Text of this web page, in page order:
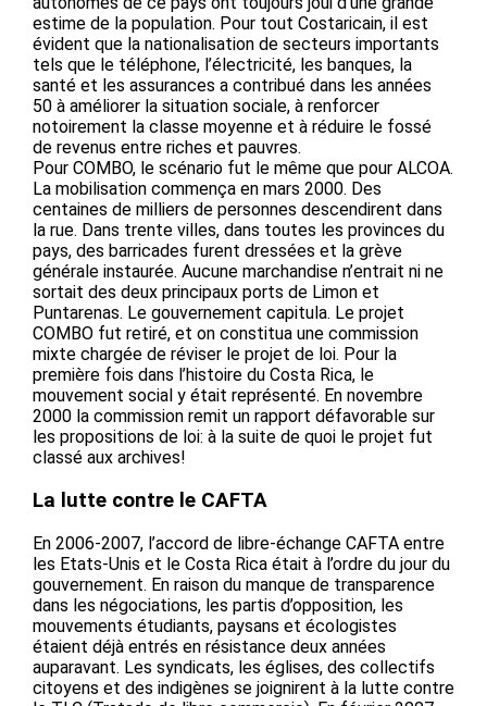
estime de la population. Pour tout Costaricain, il est
évident que la nationalisation de secteurs importants
tels que le téléphone, l’électricité, les banques, la
santé et les assurances a contribué dans les années
50 à améliorer la situation sociale, à renforcer
notoirement la classe moyenne et à réduire le fossé
de revenus entre riches et pauvres.
Pour COMBO, le scénario fut le même que pour ALCOA.
La mobilisation commença en mars 2000. Des
centaines de milliers de personnes descendirent dans
la rue. Dans trente villes, dans toutes les provinces du
pays, des barricades furent dressées et la grève
générale instaurée. Aucune marchandise n’entrait ni ne
sortait des deux principaux ports de Limon et
Puntarenas. Le gouvernement capitula. Le projet
COMBO fut retiré, et on constitua une commission
mixte chargée de réviser le projet de loi. Pour la
première fois dans l’histoire du Costa Rica, le
mouvement social y était représenté. En novembre
2000 la commission remit un rapport défavorable sur
les propositions de loi: à la suite de quoi le projet fut
classé aux archives!
La lutte contre le CAFTA
En 2006-2007, l’accord de libre-échange CAFTA entre
les Etats-Unis et le Costa Rica était à l’ordre du jour du
gouvernement. En raison du manque de transparence
dans les négociations, les partis d’opposition, les
mouvements étudiants, paysans et écologistes
étaient déjà entrés en résistance deux années
auparavant. Les syndicats, les églises, des collectifs
citoyens et des indigènes se joignirent à la lutte contre